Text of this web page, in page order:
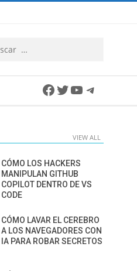
Facebook
Twitter
YouTube
VIEW ALL
CÓMO LOS HACKERS
MANIPULAN GITHUB
COPILOT DENTRO DE VS
CODE
CÓMO LAVAR EL CEREBRO
A LOS NAVEGADORES CON
IA PARA ROBAR SECRETOS